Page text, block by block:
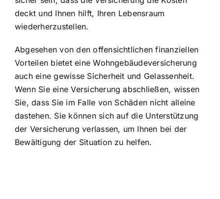
deckt und Ihnen hilft, Ihren Lebensraum
wiederherzustellen.
Abgesehen von den offensichtlichen finanziellen
Vorteilen bietet eine Wohngebäudeversicherung
auch eine gewisse Sicherheit und Gelassenheit.
Wenn Sie eine Versicherung abschließen, wissen
Sie, dass Sie im Falle von Schäden nicht alleine
dastehen. Sie können sich auf die Unterstützung
der Versicherung verlassen, um Ihnen bei der
Bewältigung der Situation zu helfen.